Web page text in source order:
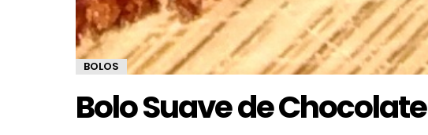
BOLOS
Bolo Suave de Chocolate